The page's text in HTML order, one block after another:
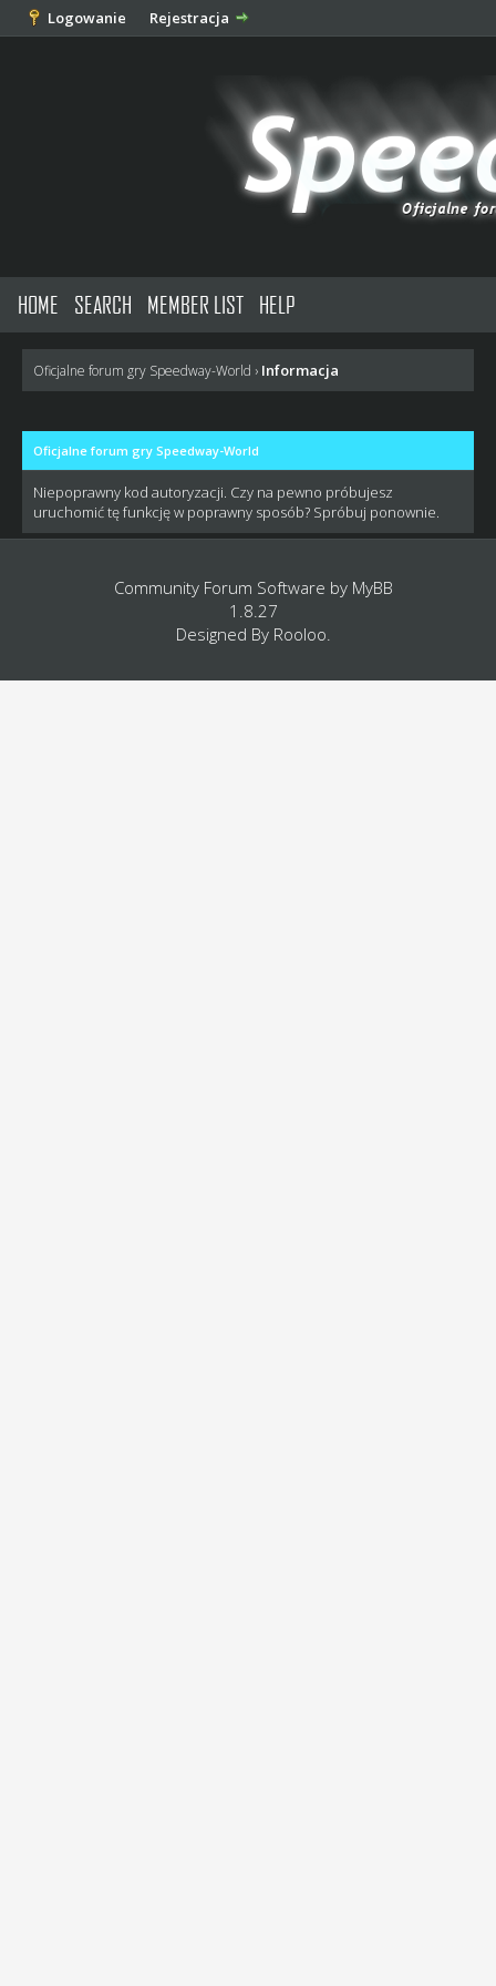
Logowanie Rejestracja
HOME SEARCH MEMBER LIST HELP
Oficjalne forum gry Speedway-World › Informacja
Oficjalne forum gry Speedway-World
Niepoprawny kod autoryzacji. Czy na pewno próbujesz
uruchomić tę funkcję w poprawny sposób? Spróbuj ponownie.
Community Forum Software by MyBB
1.8.27
Designed By Rooloo.